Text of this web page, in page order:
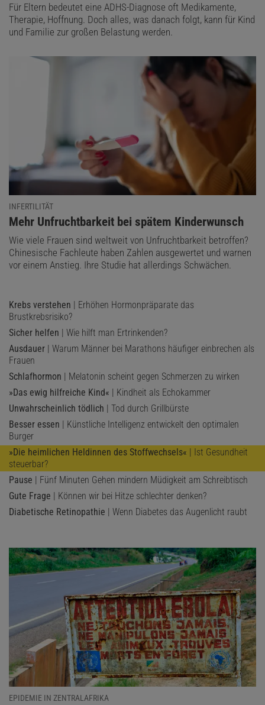
Für Eltern bedeutet eine ADHS-Diagnose oft Medikamente,
Therapie, Hoffnung. Doch alles, was danach folgt, kann für Kind
und Familie zur großen Belastung werden.
INFERTILITÄT
:
Mehr Unfruchtbarkeit bei spätem Kinderwunsch
Wie viele Frauen sind weltweit von Unfruchtbarkeit betroffen?
Chinesische Fachleute haben Zahlen ausgewertet und warnen
vor einem Anstieg. Ihre Studie hat allerdings Schwächen.
Krebs verstehen | Erhöhen Hormonpräparate das
Brustkrebsrisiko?
Sicher helfen | Wie hilft man Ertrinkenden?
Ausdauer | Warum Männer bei Marathons häufiger einbrechen als
Frauen
Schlafhormon | Melatonin scheint gegen Schmerzen zu wirken
»Das ewig hilfreiche Kind« | Kindheit als Echokammer
Unwahrscheinlich tödlich | Tod durch Grillbürste
Besser essen | Künstliche Intelligenz entwickelt den optimalen
Burger
»Die heimlichen Heldinnen des Stoffwechsels« | Ist Gesundheit
steuerbar?
Pause | Fünf Minuten Gehen mindern Müdigkeit am Schreibtisch
Gute Frage | Können wir bei Hitze schlechter denken?
Diabetische Retinopathie | Wenn Diabetes das Augenlicht raubt
EPIDEMIE IN ZENTRALAFRIKA